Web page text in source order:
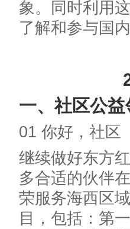
象。同时利用
了解和参与国
一、社区公益
01 你好，社区
继续做好东方
多合适的伙伴
荣服务海西区
目，包括：第